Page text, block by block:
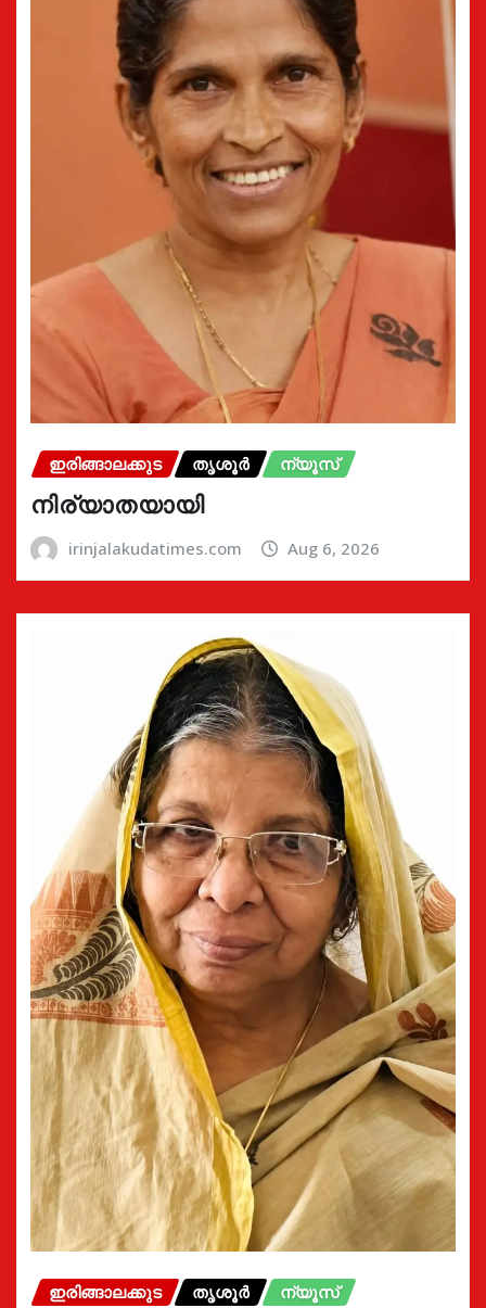
ഇരിങ്ങാലക്കുട തൃശൂർ ന്യൂസ്
നിര്യാതയായി
irinjalakudatimes.com Aug 6, 2026
ഇരിങ്ങാലക്കുട തൃശൂർ ന്യൂസ്